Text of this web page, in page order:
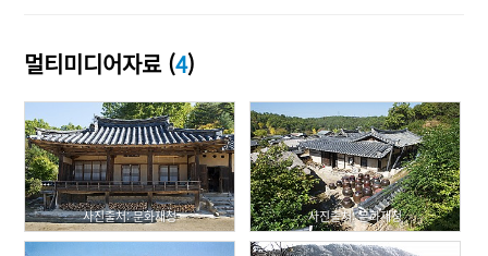
멀티미디어자료 (4)
사진출처: 문화재청 사진출처: 문화재청